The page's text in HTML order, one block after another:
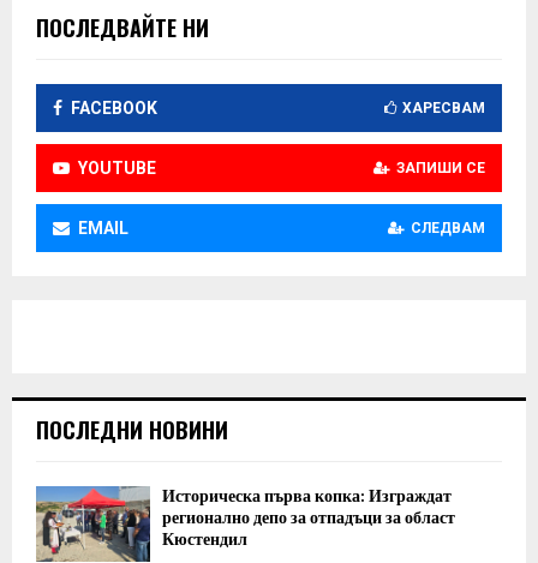
ПОСЛЕДВАЙТЕ НИ
FACEBOOK ХАРЕСВАМ
YOUTUBE ЗАПИШИ СЕ
EMAIL СЛЕДВАМ
ПОСЛЕДНИ НОВИНИ
Историческа първа копка: Изграждат
регионално депо за отпадъци за област
Кюстендил